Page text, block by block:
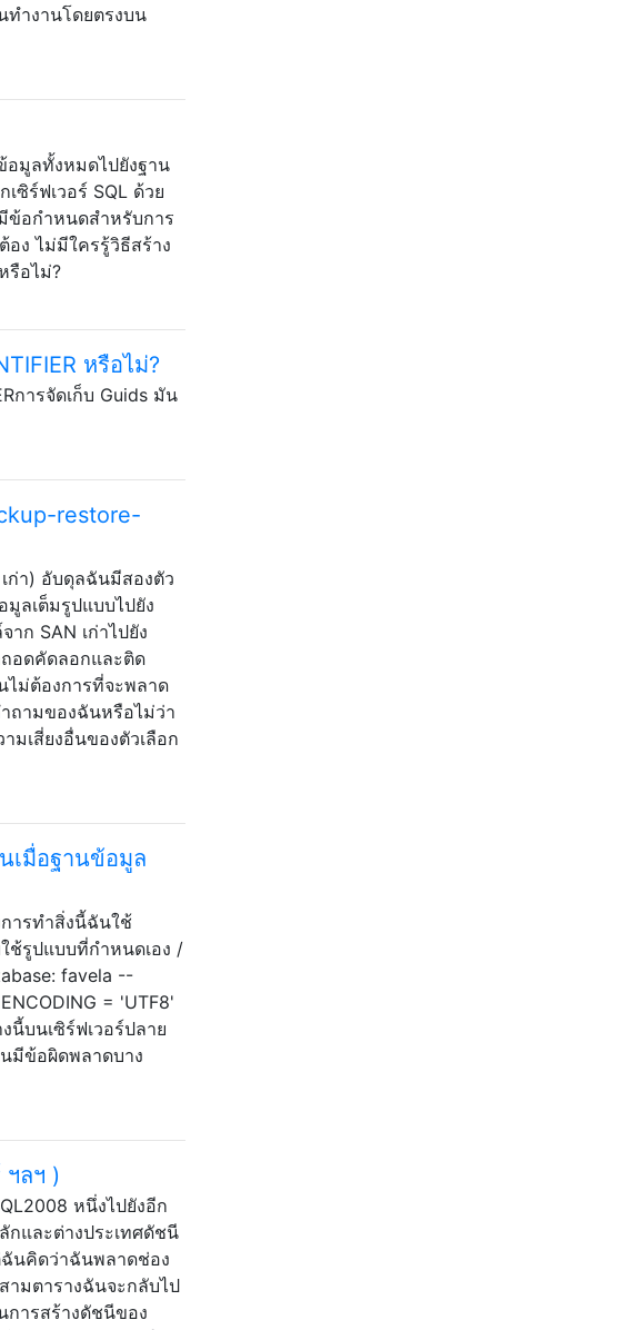
ทำงานโดยตรงบน
อมูลทั้งหมดไปยังฐาน
ซิร์ฟเวอร์ SQL ด้วย
ข้อกำหนดสำหรับการ
ง ไม่มีใครรู้วิธีสร้าง
รือไม่?
หรือไม่?
การจัดเก็บ Guids มัน
restore-
ก่า) อับดุลฉันมีสองตัว
ลเต็มรูปแบบไปยัง
ก SAN เก่าไปยัง
อดคัดลอกและติด
ไม่ต้องการที่จะพลาด
ถามของฉันหรือไม่ว่า
มเสี่ยงอื่นของตัวเลือก
เมื่อฐานข้อมูล
ารทำสิ่งนี้ฉันใช้
ช้รูปแบบที่กำหนดเอง /
favela --
= 'UTF8'
นี้บนเซิร์ฟเวอร์ปลาย
มีข้อผิดพลาดบาง
ลฯ )
หนึ่งไปยังอีก
กและต่างประเทศดัชนี
ฉันคิดว่าฉันพลาดช่อง
ามตารางฉันจะกลับไป
ารสร้างดัชนีของ